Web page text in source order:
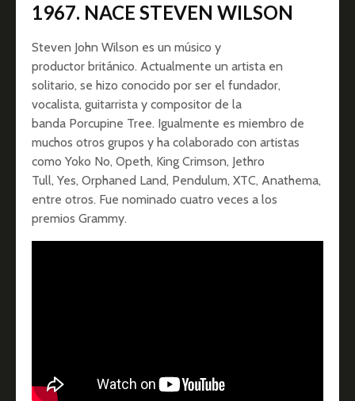
1967. NACE STEVEN WILSON
Steven John Wilson es un músico y
productor británico. Actualmente un artista en
solitario, se hizo conocido por ser el fundador,
vocalista, guitarrista y compositor de la
banda Porcupine Tree. Igualmente es miembro de
muchos otros grupos y ha colaborado con artistas
como Yoko No, Opeth, King Crimson, Jethro
Tull, Yes, Orphaned Land, Pendulum, XTC, Anathema,
entre otros. Fue nominado cuatro veces a los
premios Grammy.